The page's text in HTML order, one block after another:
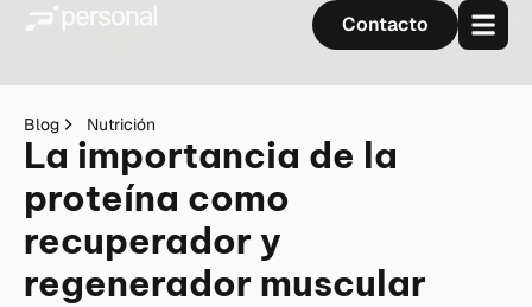
Contacto
Blog Nutrición
La importancia de la
proteína como
recuperador y
regenerador muscular